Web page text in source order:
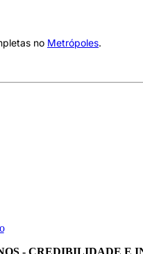
no Metrópoles.
- CREDIBILIDADE E